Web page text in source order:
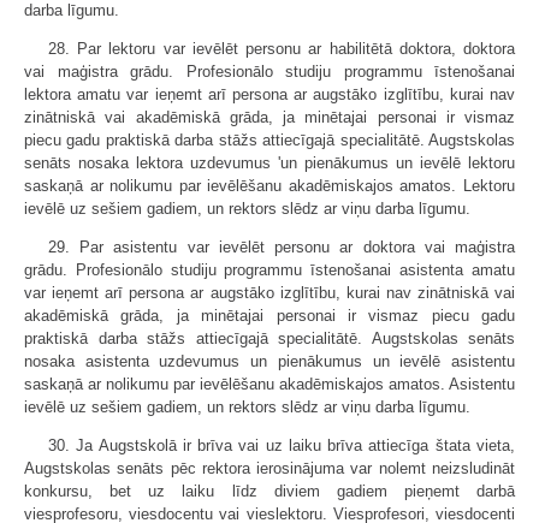
darba līgumu.
28. Par lektoru var ievēlēt personu ar habilitētā doktora, doktora
vai maģistra grādu. Profesionālo studiju programmu īstenošanai
lektora amatu var ieņemt arī persona ar augstāko izglītību, kurai nav
zinātniskā vai akadēmiskā grāda, ja minētajai personai ir vismaz
piecu gadu praktiskā darba stāžs attiecīgajā specialitātē. Augstskolas
senāts nosaka lektora uzdevumus 'un pienākumus un ievēlē lektoru
saskaņā ar nolikumu par ievēlēšanu akadēmiskajos amatos. Lektoru
ievēlē uz sešiem gadiem, un rektors slēdz ar viņu darba līgumu.
29. Par asistentu var ievēlēt personu ar doktora vai maģistra
grādu. Profesionālo studiju programmu īstenošanai asistenta amatu
var ieņemt arī persona ar augstāko izglītību, kurai nav zinātniskā vai
akadēmiskā grāda, ja minētajai personai ir vismaz piecu gadu
praktiskā darba stāžs attiecīgajā specialitātē. Augstskolas senāts
nosaka asistenta uzdevumus un pienākumus un ievēlē asistentu
saskaņā ar nolikumu par ievēlēšanu akadēmiskajos amatos. Asistentu
ievēlē uz sešiem gadiem, un rektors slēdz ar viņu darba līgumu.
30. Ja Augstskolā ir brīva vai uz laiku brīva attiecīga štata vieta,
Augstskolas senāts pēc rektora ierosinājuma var nolemt neizsludināt
konkursu, bet uz laiku līdz diviem gadiem pieņemt darbā
viesprofesoru, viesdocentu vai vieslektoru. Viesprofesori, viesdocenti